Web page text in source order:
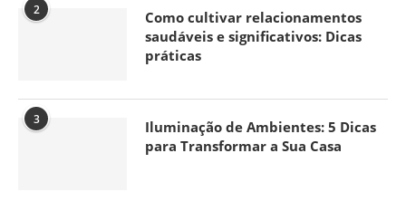
2
Como cultivar relacionamentos
saudáveis e significativos: Dicas
práticas
3
Iluminação de Ambientes: 5 Dicas
para Transformar a Sua Casa